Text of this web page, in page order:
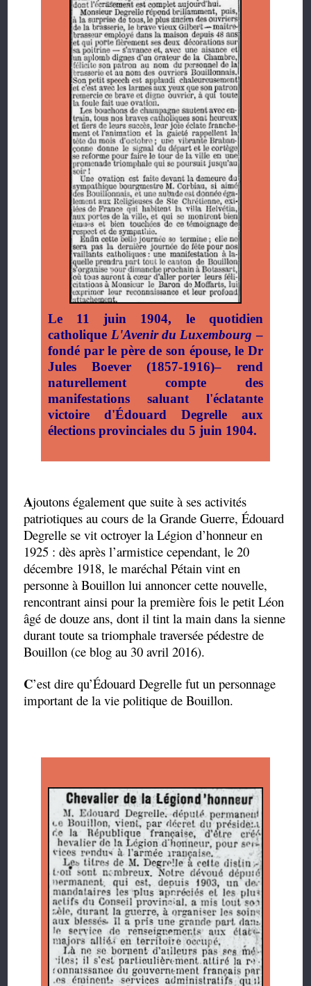
Le 11 juin 1904, le quotidien
catholique L'Avenir du Luxembourg –
fondé par le père de son épouse, le Dr
Jules Boever (1857-1916)– rend
naturellement compte des
manifestations saluant l'éclatante
victoire d'Édouard Degrelle aux
élections provinciales du 5 juin 1904.
Ajoutons également que suite à ses activités
patriotiques au cours de la Grande Guerre, Édouard
Degrelle se vit octroyer la Légion d’honneur en
1925 : dès après l’armistice cependant, le 20
décembre 1918, le maréchal Pétain vint en
personne à Bouillon lui annoncer cette nouvelle,
rencontrant ainsi pour la première fois le petit Léon
âgé de douze ans, dont il tint la main dans la sienne
durant toute sa triomphale traversée pédestre de
Bouillon (ce blog au 30 avril 2016).
C’est dire qu’Édouard Degrelle fut un personnage
important de la vie politique de Bouillon.